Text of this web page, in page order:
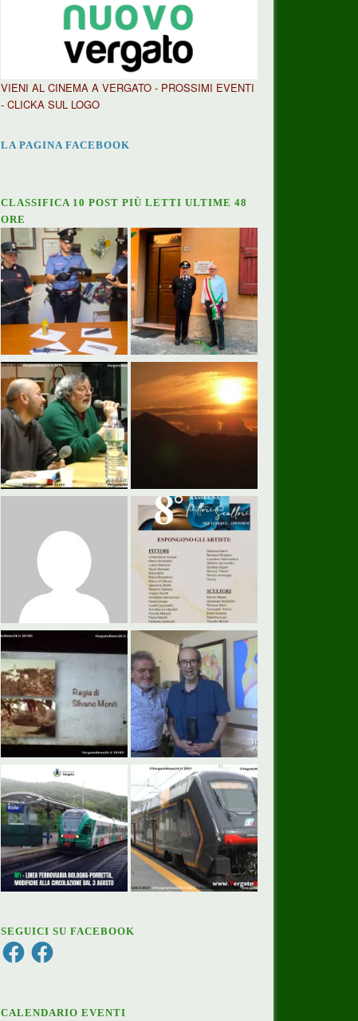
VIENI AL CINEMA A VERGATO - PROSSIMI EVENTI
- CLICKA SUL LOGO
LA PAGINA FACEBOOK
CLASSIFICA 10 POST PIÙ LETTI ULTIME 48
ORE
SEGUICI SU FACEBOOK
FacebookFacebook
CALENDARIO EVENTI